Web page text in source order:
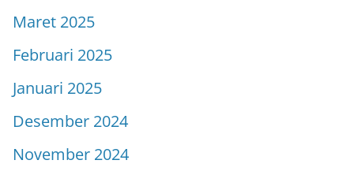
Maret 2025
Februari 2025
Januari 2025
Desember 2024
November 2024